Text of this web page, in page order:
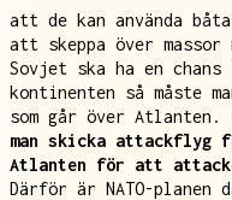
att de kan använda
att skeppa över
Sovjet ska ha en
kontinenten så måste
som går över Atlanten.
man skicka attackflyg
Atlanten för att
Därför är NATO-